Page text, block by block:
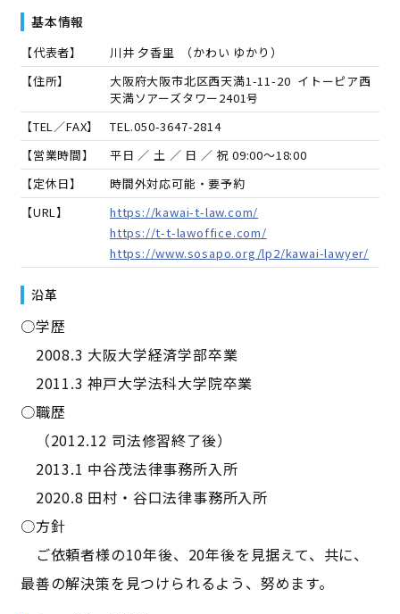
基本情報
【代表者】 川井 夕香里 （かわい ゆかり ）
【住所】
大阪府大阪市北区西天満1-11-20 イトーピア西
天満ソアーズタワー2401号
【TEL／FAX】
TEL.050-3647-2814
【営業時間】
平日 ／ 土 ／ 日 ／ 祝 09:00～18:00
【定休日】
時間外対応可能・要予約
【URL】
https://kawai-t-law.com/
https://t-t-lawoffice.com/
https://www.sosapo.org/lp2/kawai-lawyer/
沿革
○学歴
2008.3 大阪大学経済学部卒業
2011.3 神戸大学法科大学院卒業
○職歴
（2012.12 司法修習終了後）
2013.1 中谷茂法律事務所入所
2020.8 田村・谷口法律事務所入所
○方針
ご依頼者様の10年後、20年後を見据えて、共に、
最善の解決策を見つけられるよう、努めます。